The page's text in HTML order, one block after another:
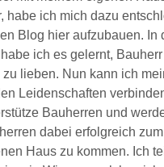
habe ich mich dazu
Blog hier aufzubauen. In
ich es gelernt, Bauherr
zu lieben. Nun kann ich
Leidenschaften
Bauherren und
dabei erfolgreich zum
Haus zu kommen. Ich